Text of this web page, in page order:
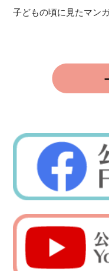
子どもの頃に見たマン